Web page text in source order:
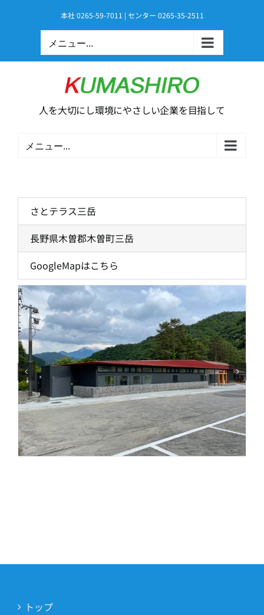
本社 0265-59-7011 | センター 0265-35-2511
メニュー...
人を大切にし環境にやさしい企業を目指して
メニュー...
さとテラス三岳
長野県木曽郡木曽町三岳
GoogleMapはこちら
トップ